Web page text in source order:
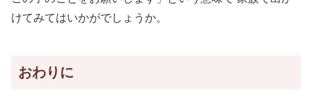
けてみてはいかがでしょうか。
おわりに